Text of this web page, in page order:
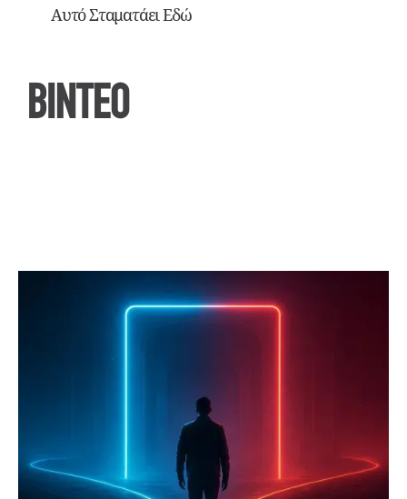
Αυτό Σταματάει Εδώ
ΒΙΝΤΕΟ